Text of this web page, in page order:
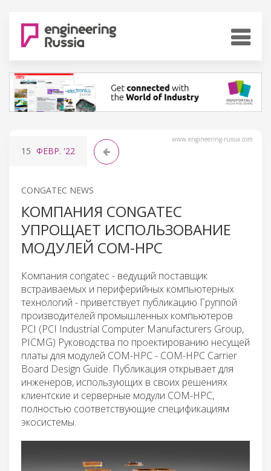
www.engineering-russia.com
15 ФЕВР. '22
CONGATEC NEWS
КОМПАНИЯ CONGATEC
УПРОЩАЕТ ИСПОЛЬЗОВАНИЕ
МОДУЛЕЙ COM-HPC
Компания congatec - ведущий поставщик
встраиваемых и периферийных компьютерных
технологий - приветствует публикацию Группой
производителей промышленных компьютеров
PCI (PCI Industrial Computer Manufacturers Group,
PICMG) Руководства по проектированию несущей
платы для модулей COM-HPC - COM-HPC Carrier
Board Design Guide. Публикация открывает для
инженеров, использующих в своих решениях
клиентские и серверные модули COM-HPC,
полностью соответствующие спецификациям
экосистемы.